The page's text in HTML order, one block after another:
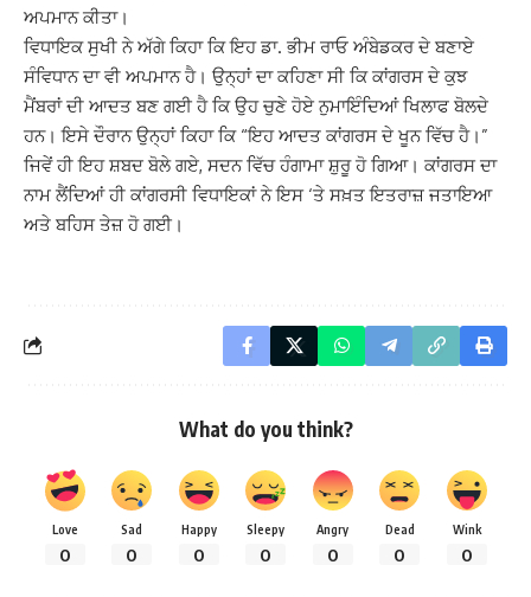
ਅਪਮਾਨ ਕੀਤਾ।
ਵਿਧਾਇਕ ਸੁਖੀ ਨੇ ਅੱਗੇ ਕਿਹਾ ਕਿ ਇਹ ਡਾ. ਭੀਮ ਰਾਓ ਅੰਬੇਡਕਰ ਦੇ ਬਣਾਏ
ਸੰਵਿਧਾਨ ਦਾ ਵੀ ਅਪਮਾਨ ਹੈ। ਉਨ੍ਹਾਂ ਦਾ ਕਹਿਣਾ ਸੀ ਕਿ ਕਾਂਗਰਸ ਦੇ ਕੁਝ
ਮੈਂਬਰਾਂ ਦੀ ਆਦਤ ਬਣ ਗਈ ਹੈ ਕਿ ਉਹ ਚੁਣੇ ਹੋਏ ਨੁਮਾਇੰਦਿਆਂ ਖਿਲਾਫ ਬੋਲਦੇ
ਹਨ। ਇਸੇ ਦੌਰਾਨ ਉਨ੍ਹਾਂ ਕਿਹਾ ਕਿ “ਇਹ ਆਦਤ ਕਾਂਗਰਸ ਦੇ ਖੂਨ ਵਿੱਚ ਹੈ।”
ਜਿਵੇਂ ਹੀ ਇਹ ਸ਼ਬਦ ਬੋਲੇ ਗਏ, ਸਦਨ ਵਿੱਚ ਹੰਗਾਮਾ ਸ਼ੁਰੂ ਹੋ ਗਿਆ। ਕਾਂਗਰਸ ਦਾ
ਨਾਮ ਲੈਂਦਿਆਂ ਹੀ ਕਾਂਗਰਸੀ ਵਿਧਾਇਕਾਂ ਨੇ ਇਸ ‘ਤੇ ਸਖ਼ਤ ਇਤਰਾਜ਼ ਜਤਾਇਆ
ਅਤੇ ਬਹਿਸ ਤੇਜ਼ ਹੋ ਗਈ।
What do you think?
Love
0
Sad
0
Happy
0
Sleepy
0
Angry
0
Dead
0
Wink
0